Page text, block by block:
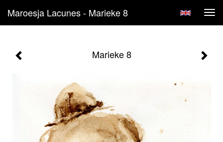
Maroesja Lacunes - Marieke 8
Marieke 8